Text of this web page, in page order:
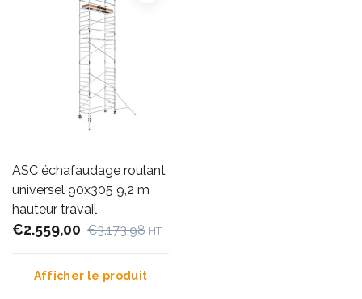
ASC échafaudage roulant
universel 90x305 9,2 m
hauteur travail
€2.559,00 €3.173,98 HT
Afficher le produit